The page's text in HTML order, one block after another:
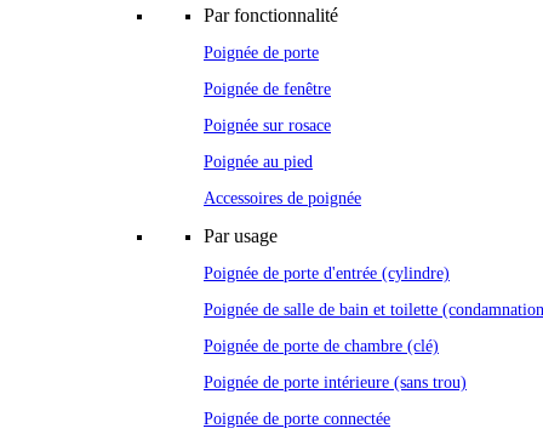
Par fonctionnalité
Poignée de porte
Poignée de fenêtre
Poignée sur rosace
Poignée au pied
Accessoires de poignée
Par usage
Poignée de porte d'entrée (cylindre)
Poignée de salle de bain et toilette
Poignée de porte de chambre (clé)
Poignée de porte intérieure (sans trou)
Poignée de porte connectée